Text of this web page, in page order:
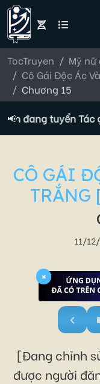
TocTruyen
Mỹ
Cô Gái Độc Ác
Chương 15
📢đang tuyển Tác
CÔ GÁI
TRẮNG
11/
×
[Đang chỉnh
được người